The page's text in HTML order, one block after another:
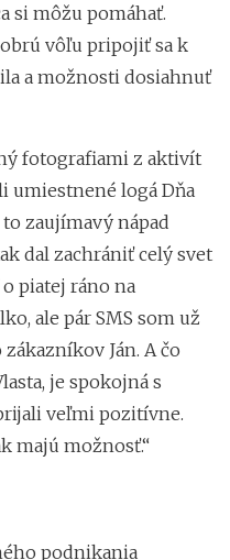
si môžu pomáhať.
vôľu pripojiť sa k
a možnosti dosiahnuť
fotografiami z aktivít
umiestnené logá Dňa
zaujímavý nápad
dal zachrániť celý svet
piatej ráno na
ale pár SMS som už
Ján. A čo
je spokojná s
veľmi pozitívne.
majú možnosť.“
podnikania